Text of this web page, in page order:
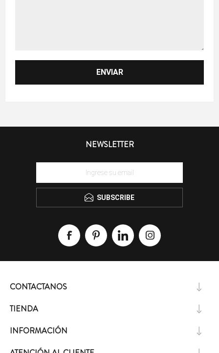
NEWSLETTER
SUBSCRIBE
CONTACTANOS
TIENDA
INFORMACIÓN